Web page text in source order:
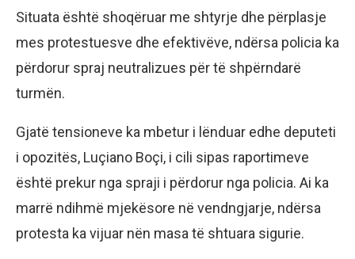
Situata është shoqëruar me shtyrje dhe përplasje
mes protestuesve dhe efektivëve, ndërsa policia ka
përdorur spraj neutralizues për të shpërndarë
turmën.
Gjatë tensioneve ka mbetur i lënduar edhe deputeti
i opozitës, Luçiano Boçi, i cili sipas raportimeve
është prekur nga spraji i përdorur nga policia. Ai ka
marrë ndihmë mjekësore në vendngjarje, ndërsa
protesta ka vijuar nën masa të shtuara sigurie.